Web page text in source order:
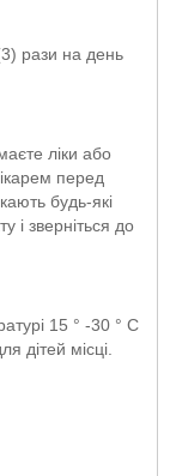
рази на день
ліки або
перед
будь-які
і зверніться до
15 ° -30 ° С
дітей місці.